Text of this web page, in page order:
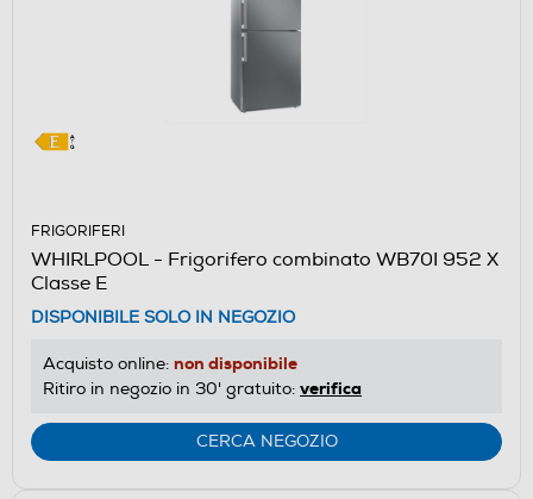
FRIGORIFERI
WHIRLPOOL - Frigorifero combinato WB70I 952 X
Classe E
DISPONIBILE SOLO IN NEGOZIO
Acquisto online: non disponibile
Ritiro in negozio in 30' gratuito: verifica
CERCA NEGOZIO